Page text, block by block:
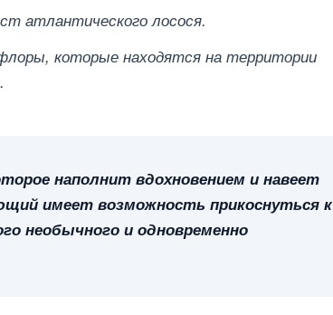
атлантического лосося.
которые находятся на территории
наполнит вдохновением и навеет
имеет возможность прикоснуться к
необычного и одновременно